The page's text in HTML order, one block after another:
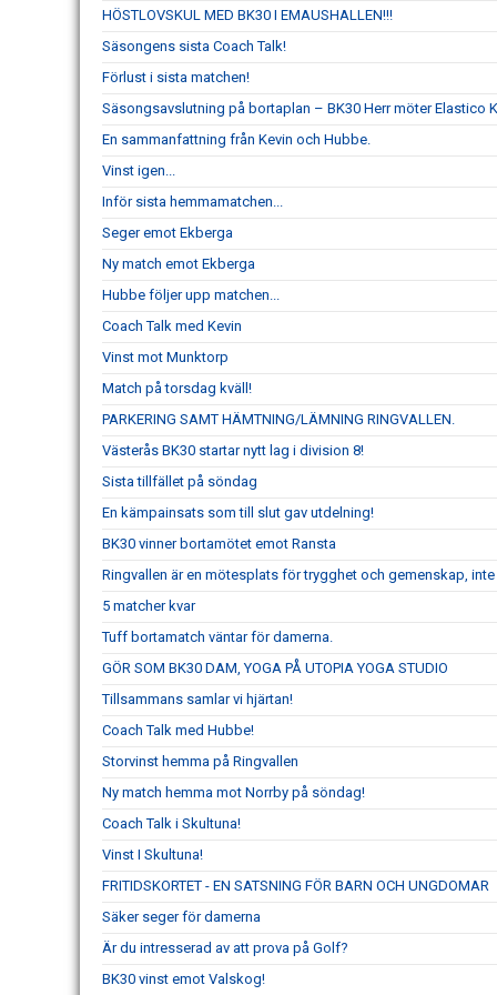
HÖSTLOVSKUL MED BK30 I EMAUSHALLEN!!!
Säsongens sista Coach Talk!
Förlust i sista matchen!
Säsongsavslutning på bortaplan – BK30 Herr möter Elastico
En sammanfattning från Kevin och Hubbe.
Vinst igen...
Inför sista hemmamatchen...
Seger emot Ekberga
Ny match emot Ekberga
Hubbe följer upp matchen...
Coach Talk med Kevin
Vinst mot Munktorp
Match på torsdag kväll!
PARKERING SAMT HÄMTNING/LÄMNING RINGVALLEN.
Västerås BK30 startar nytt lag i division 8!
Sista tillfället på söndag
En kämpainsats som till slut gav utdelning!
BK30 vinner bortamötet emot Ransta
Ringvallen är en mötesplats för trygghet och gemenskap, inte
5 matcher kvar
Tuff bortamatch väntar för damerna.
GÖR SOM BK30 DAM, YOGA PÅ UTOPIA YOGA STUDIO
Tillsammans samlar vi hjärtan!
Coach Talk med Hubbe!
Storvinst hemma på Ringvallen
Ny match hemma mot Norrby på söndag!
Coach Talk i Skultuna!
Vinst I Skultuna!
FRITIDSKORTET - EN SATSNING FÖR BARN OCH UNGDOMAR
Säker seger för damerna
Är du intresserad av att prova på Golf?
BK30 vinst emot Valskog!